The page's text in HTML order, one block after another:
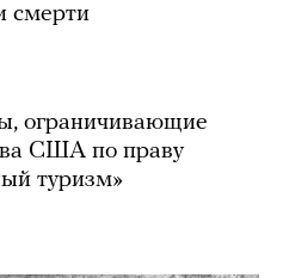
смерти
ограничивающие
США по праву
туризм»